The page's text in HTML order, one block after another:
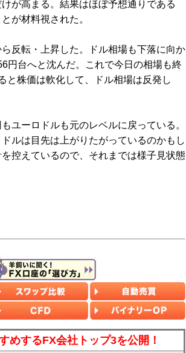
が高まる。結果はほぼ予想通りである
が材料視された。
反転・上昇した。ドル相場も下落に向か
円台へと沈んだ。これで今日の相場も終
と株価は軟化して、ドル相場は反発し
ユーロドルも元のレベルに戻っている。
ルは目先は上がりたがっているのかもし
控えているので、それまでは様子見状態
めするFX会社トップ3を公開！